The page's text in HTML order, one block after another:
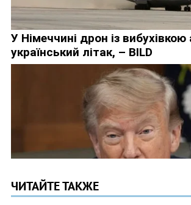
ЧИТАЙТЕ ТАКЖЕ